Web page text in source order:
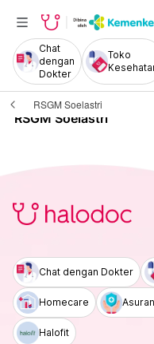
Chat
dengan
Dokter
Toko
RSGM Soelastri
RSGM Soelastri
Chat dengan Dokter
Homecare
Halofit